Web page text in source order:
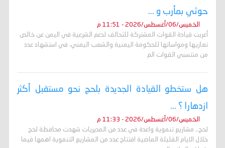
حوثي بمأرب و ...
الخميس/06/أغسطس/2026 - 11:51 م
أعربت قيادة القوات المشتركة للتحالف لدعم الشرعية في اليمن عن خالص
تعازيها ومواساتها للحكومة اليمنية والشعب اليمني، في استشهاد عدد
من منتسبي القوات الم
هل ستخطو القيادة الجديدة بلحج نحو مستقبل أكثر
ازدهارا ؟ ...
الخميس/06/أغسطس/2026 - 11:33 م
لحج.. مشاريع تنموية واعدة في عدد من المديريات شهدت محافظة لحج
خلال الايام القليلة الماضية افتتاح عدد من المشاريع التنموية اهمها فيما